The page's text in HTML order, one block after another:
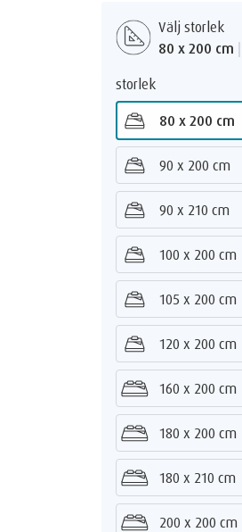
Välj storlek
80 x 200 cm
storlek
80 x 200 cm
90 x 200 cm
90 x 210 cm
100 x 200 cm
105 x 200 cm
120 x 200 cm
160 x 200 cm
180 x 200 cm
180 x 210 cm
200 x 200 cm
Ingen
Sensory
Vertical
Dark Blue
Graphite
Green
Ivory
Sand
Stone
bäddmadrass
TEMPUR Pro®
TEMPUR
TEMPUR Pro®
TEMPUR
känsla
Mjuk
Matt Black